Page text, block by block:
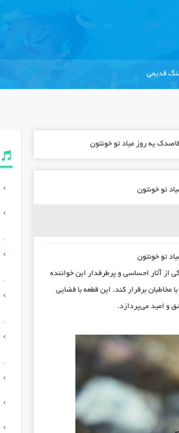
قدیمی
یه روز میاد تو خونتون
تو خونتون
تو خونتون
از آثار احساسی و پرطرفدار این خواننده
مخاطبان برقرار کند. این قطعه با فضایی
و امید می‌پردازد.